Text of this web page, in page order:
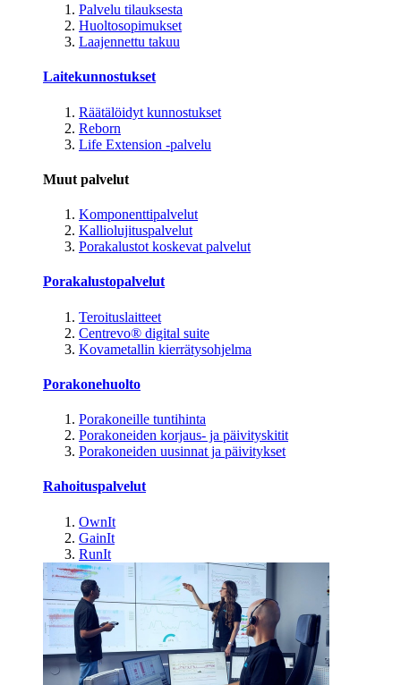
Palvelu tilauksesta
Huoltosopimukset
Laajennettu takuu
Laitekunnostukset
Räätälöidyt kunnostukset
Reborn
Life Extension -palvelu
Muut palvelut
Komponenttipalvelut
Kalliolujituspalvelut
Porakalustot koskevat palvelut
Porakalustopalvelut
Teroituslaitteet
Centrevo® digital suite
Kovametallin kierrätysohjelma
Porakonehuolto
Porakoneille tuntihinta
Porakoneiden korjaus- ja päivityskitit
Porakoneiden uusinnat ja päivitykset
Rahoituspalvelut
OwnIt
GainIt
RunIt